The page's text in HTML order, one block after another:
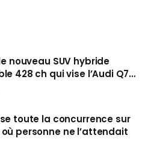
nouveau SUV hybride
428 ch qui vise l’Audi Q7
cet automne
toute la concurrence sur
personne ne l’attendait